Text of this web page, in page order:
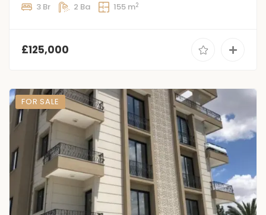
3 Br 2 Ba 155 m2
£125,000
FOR SALE